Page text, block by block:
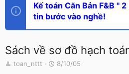
Kế toán Căn Bản F&B "
tin bước vào nghề!
Sách về sơ đồ hạch
T
toan_nttt
N
8/10/05